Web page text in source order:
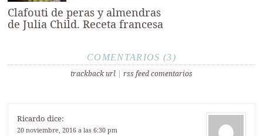
Clafouti de peras y almendras
de Julia Child. Receta francesa
COMENTARIOS (3)
trackback url| rss feed comentarios
Ricardo dice:
20 noviembre, 2016 a las 6:30 pm